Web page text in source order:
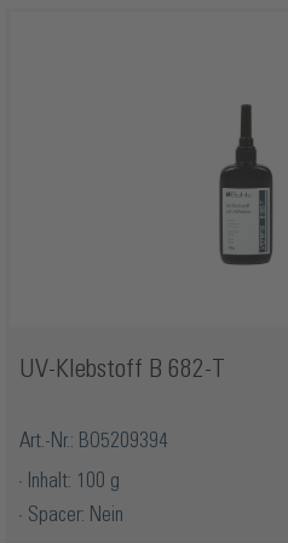
UV-Klebstoff B 682-T
Art.-Nr.: BO5209394
Inhalt: 100 g
Spacer: Nein